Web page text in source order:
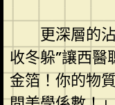
更深層的
收冬躲”讓西
金箔！你的物